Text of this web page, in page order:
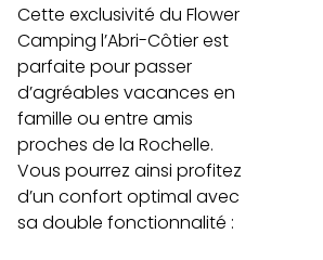
Cette exclusivité du Flower
Camping l’Abri-Côtier est
parfaite pour passer
d’agréables vacances en
famille ou entre amis
proches de la Rochelle.
Vous pourrez ainsi profitez
d’un confort optimal avec
sa double fonctionnalité :